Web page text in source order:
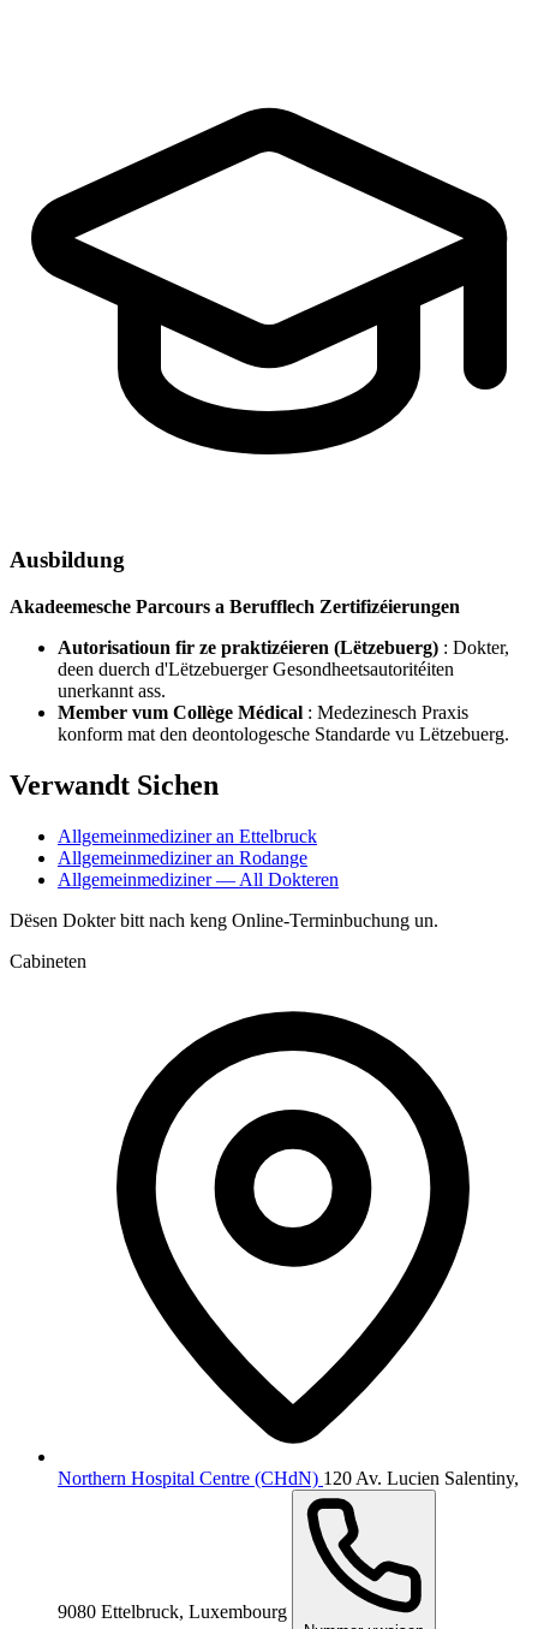
Ausbildung
Akadeemesche Parcours a Berufflech Zertifizéierungen
Autorisatioun fir ze praktizéieren (Lëtzebuerg) : Dokter,
deen duerch d'Lëtzebuerger Gesondheetsautoritéiten
unerkannt ass.
Member vum Collège Médical : Medezinesch Praxis
konform mat den deontologesche Standarde vu Lëtzebuerg.
Verwandt Sichen
Allgemeinmediziner an Ettelbruck
Allgemeinmediziner an Rodange
Allgemeinmediziner — All Dokteren
Dësen Dokter bitt nach keng Online-Terminbuchung un.
Cabineten
Northern Hospital Centre (CHdN) 120 Av. Lucien Salentiny,
9080 Ettelbruck, Luxembourg